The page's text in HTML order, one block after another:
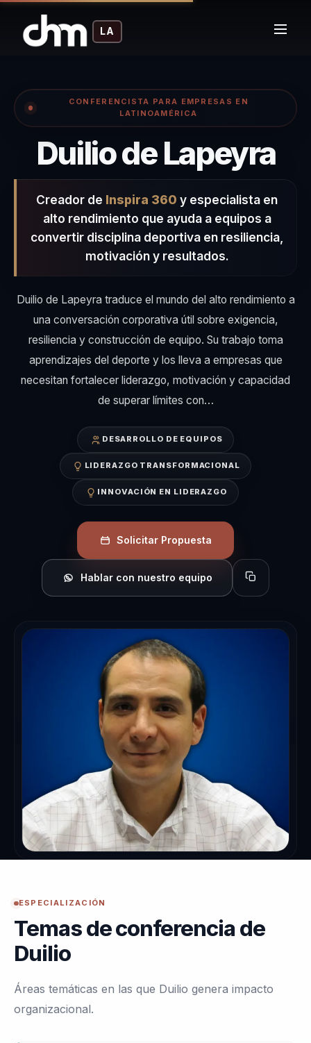
LA
CONFERENCISTA PARA EMPRESAS EN
LATINOAMÉRICA
Duilio de Lapeyra–
Creador de Inspira 360 y especialista en
alto rendimiento que ayuda a equipos a
convertir disciplina deportiva en resiliencia,
motivación y resultados.
Duilio de Lapeyra traduce el mundo del alto rendimiento a
una conversación corporativa útil sobre exigencia,
resiliencia y construcción de equipo. Su trabajo toma
aprendizajes del deporte y los lleva a empresas que
necesitan fortalecer liderazgo, motivación y capacidad
de superar límites con…
DESARROLLO DE EQUIPOS
LIDERAZGO TRANSFORMACIONAL
INNOVACIÓN EN LIDERAZGO
Solicitar Propuesta
Hablar con nuestro equipo Copiar perfil
ESPECIALIZACIÓN
Temas de conferencia de
Duilio
Áreas temáticas en las que Duilio genera impacto
organizacional.